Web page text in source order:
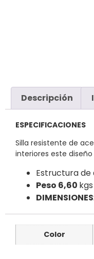
Descripción
ESPECIFICACIONES
Silla resistente de
interiores este
Estructura de
Peso 6,60 kgs
DIMENSIONES
Color